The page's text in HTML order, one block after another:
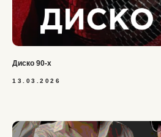
Диско 90-х
13.03.2026